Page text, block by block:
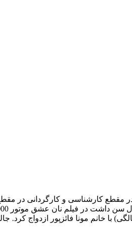
کاشان میباشد. او فارغ التحصیل رشته بازیگری در مقطع
شهرت این بازیگر به بازی در سریال تلویزیونی پایتخت، در نقش ارسطو مربوط میشود. احمد مهرانفر در سال 1397